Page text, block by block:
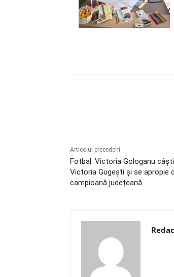
Articolul precedent
Fotbal: Victoria Gologanu
Victoria Gugești și se apropie
campioană județeană